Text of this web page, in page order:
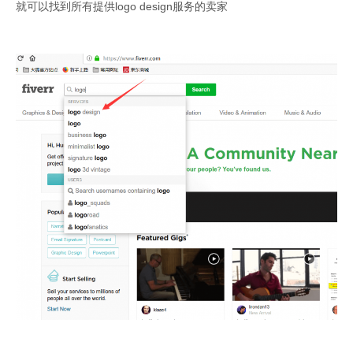
就可以找到所有提供logo design服务的卖家